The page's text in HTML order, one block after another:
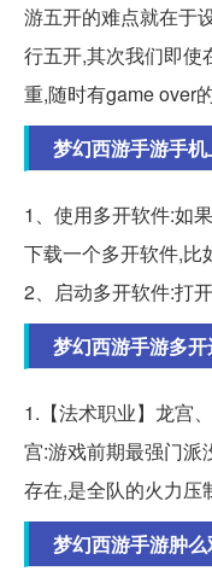
游五开的难点就在于
行五开,其次我们即使
重,随时有game over
梦幻西游手游手
1、使用多开软件:如
下载一个多开软件,比
2、启动多开软件:打
梦幻西游手游多
1.【法术职业】龙宫
宫:游戏前期最强门派
存在,是全队的火力压
梦幻西游手游肿